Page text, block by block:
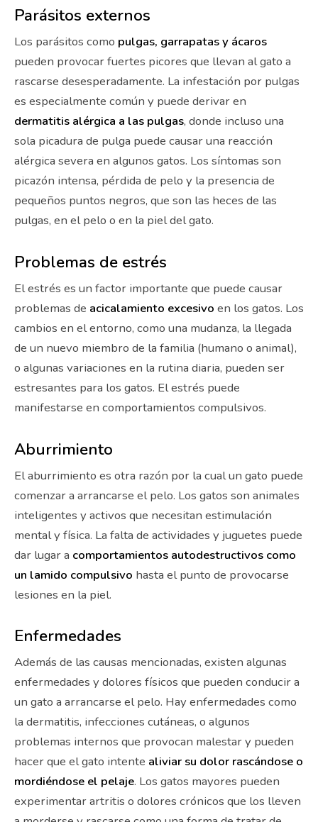
Parásitos externos
Los parásitos como pulgas, garrapatas y ácaros
pueden provocar fuertes picores que llevan al gato a
rascarse desesperadamente. La infestación por pulgas
es especialmente común y puede derivar en
dermatitis alérgica a las pulgas, donde incluso una
sola picadura de pulga puede causar una reacción
alérgica severa en algunos gatos. Los síntomas son
picazón intensa, pérdida de pelo y la presencia de
pequeños puntos negros, que son las heces de las
pulgas, en el pelo o en la piel del gato.
Problemas de estrés
El estrés es un factor importante que puede causar
problemas de acicalamiento excesivo en los gatos. Los
cambios en el entorno, como una mudanza, la llegada
de un nuevo miembro de la familia (humano o animal),
o algunas variaciones en la rutina diaria, pueden ser
estresantes para los gatos. El estrés puede
manifestarse en comportamientos compulsivos.
Aburrimiento
El aburrimiento es otra razón por la cual un gato puede
comenzar a arrancarse el pelo. Los gatos son animales
inteligentes y activos que necesitan estimulación
mental y física. La falta de actividades y juguetes puede
dar lugar a comportamientos autodestructivos como
un lamido compulsivo hasta el punto de provocarse
lesiones en la piel.
Enfermedades
Además de las causas mencionadas, existen algunas
enfermedades y dolores físicos que pueden conducir a
un gato a arrancarse el pelo. Hay enfermedades como
la dermatitis, infecciones cutáneas, o algunos
problemas internos que provocan malestar y pueden
hacer que el gato intente aliviar su dolor rascándose o
mordiéndose el pelaje. Los gatos mayores pueden
experimentar artritis o dolores crónicos que los lleven